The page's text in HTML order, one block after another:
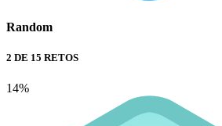
Random
2 DE 15 RETOS
14%